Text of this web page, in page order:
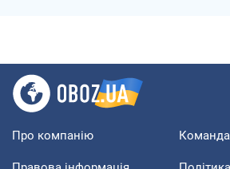
Про компанію Команда